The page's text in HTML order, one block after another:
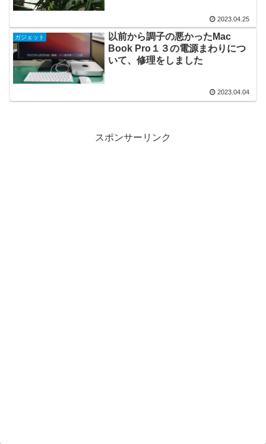
2023.04.25
ガジェット
以前から調子の悪かったMac
Book Pro１３の電源まわりにつ
いて、修理をしました
2023.04.04
スポンサーリンク